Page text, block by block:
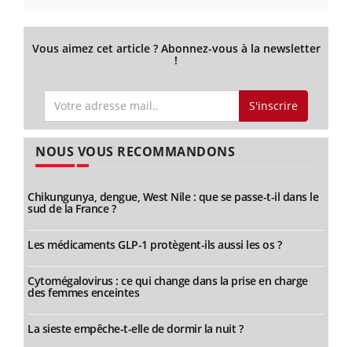
Vous aimez cet article ? Abonnez-vous à la newsletter
!
S'inscrire
NOUS VOUS RECOMMANDONS
Chikungunya, dengue, West Nile : que se passe-t-il dans le
sud de la France ?
Les médicaments GLP-1 protègent-ils aussi les os ?
Cytomégalovirus : ce qui change dans la prise en charge
des femmes enceintes
La sieste empêche-t-elle de dormir la nuit ?